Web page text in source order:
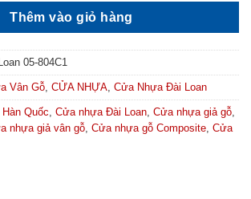
Thêm vào giỏ hàng
05-804C1
Vân Gỗ, CỬA NHỰA, Cửa Nhựa Đài Loan
Quốc, Cửa nhựa Đài Loan, Cửa nhựa giả gỗ,
nhựa giả vân gỗ, Cửa nhựa gỗ Composite, Cửa